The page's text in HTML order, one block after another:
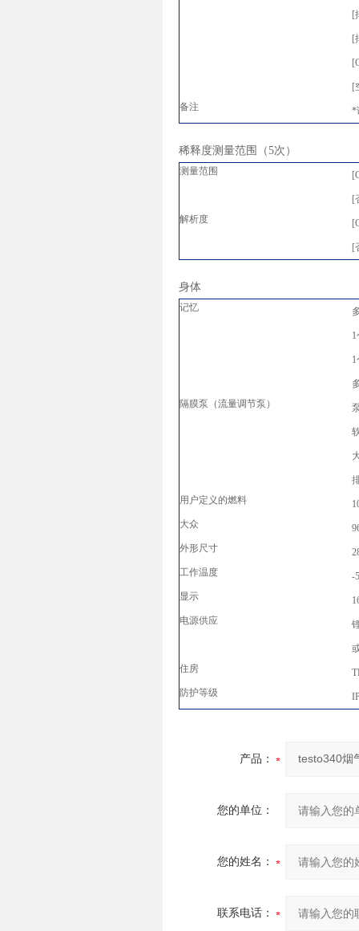
[
[
[
备注
*
稀释度测量范围（5次）
测量范围
[
解析度
[
身体
记忆
隔膜泵（流量调节泵）
用户定义的燃料
大众
外形尺寸
工作温度
-
显示
电源供应
住房
防护等级
产品：
您的单位：
您的姓名：
联系电话：